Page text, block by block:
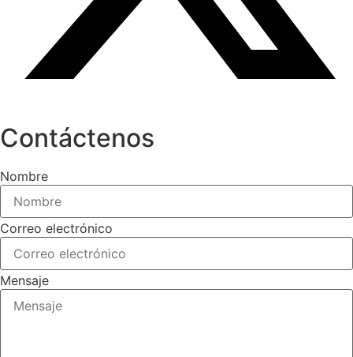
Contáctenos
Nombre
Correo electrónico
Mensaje